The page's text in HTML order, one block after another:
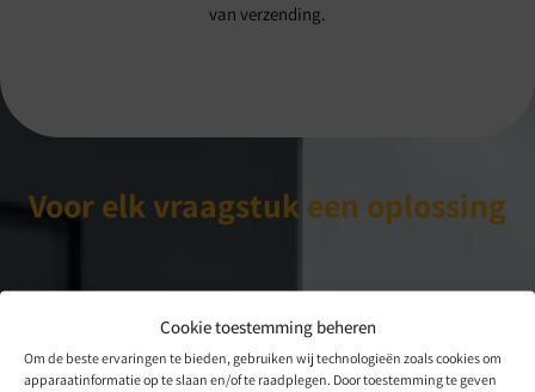
Cookie toestemming beheren
Om de beste ervaringen te bieden, gebruiken wij technologieën zoals cookies om
apparaatinformatie op te slaan en/of te raadplegen. Door toestemming te geven
van verzending.
Voor elk vraagstuk een oplossing